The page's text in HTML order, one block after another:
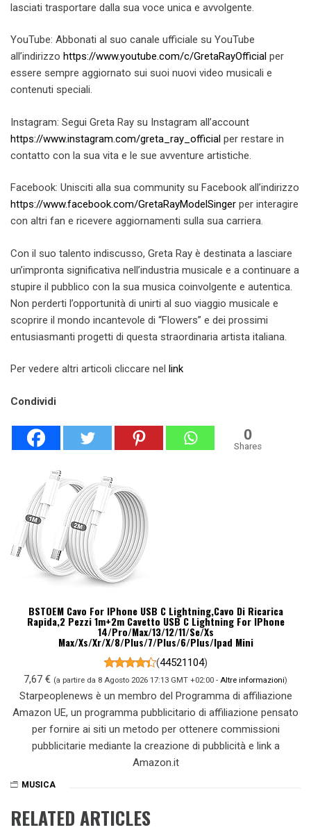
lasciati trasportare dalla sua voce unica e avvolgente.
YouTube: Abbonati al suo canale ufficiale su YouTube
all’indirizzo https://www.youtube.com/c/GretaRayOfficial per
essere sempre aggiornato sui suoi nuovi video musicali e
contenuti speciali.
Instagram: Segui Greta Ray su Instagram all’account
https://www.instagram.com/greta_ray_official per restare in
contatto con la sua vita e le sue avventure artistiche.
Facebook: Unisciti alla sua community su Facebook all’indirizzo
https://www.facebook.com/GretaRayModelSinger per interagire
con altri fan e ricevere aggiornamenti sulla sua carriera.
Con il suo talento indiscusso, Greta Ray è destinata a lasciare
un’impronta significativa nell’industria musicale e a continuare a
stupire il pubblico con la sua musica coinvolgente e autentica.
Non perderti l’opportunità di unirti al suo viaggio musicale e
scoprire il mondo incantevole di “Flowers” e dei prossimi
entusiasmanti progetti di questa straordinaria artista italiana.
Per vedere altri articoli cliccare nel link
Condividi
0
Shares
BSTOEM Cavo For IPhone USB C Lightning,Cavo Di Ricarica
Rapida,2 Pezzi 1m+2m Cavetto USB C Lightning For IPhone
14/Pro/Max/13/12/11/Se/Xs
Max/Xs/Xr/X/8/Plus/7/Plus/6/Plus/Ipad Mini
(44521104)
7,67 € (a partire da 8 Agosto 2026 17:13 GMT +02:00 - Altre informazioni)
Starpeoplenews è un membro del Programma di affiliazione
Amazon UE, un programma pubblicitario di affiliazione pensato
per fornire ai siti un metodo per ottenere commissioni
pubblicitarie mediante la creazione di pubblicità e link a
Amazon.it
MUSICA
RELATED ARTICLES